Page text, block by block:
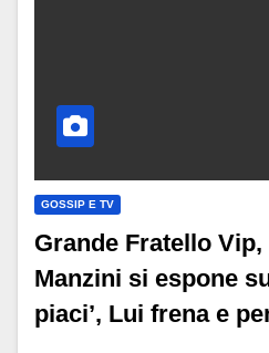
GOSSIP E TV
Grande Fratello
Manzini si espone
piaci’, Lui frena e